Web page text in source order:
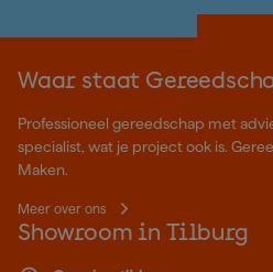
Waar staat
Professioneel gereedschap met
specialist, wat je project ook is.
Maken.
Meer over ons
Showroom in Tilburg